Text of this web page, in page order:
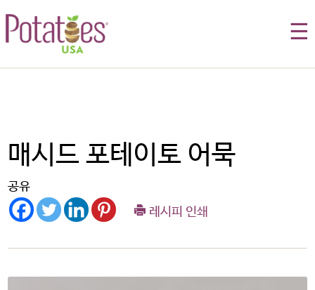
☰
매시드 포테이토 어묵
공유
레시피 인쇄